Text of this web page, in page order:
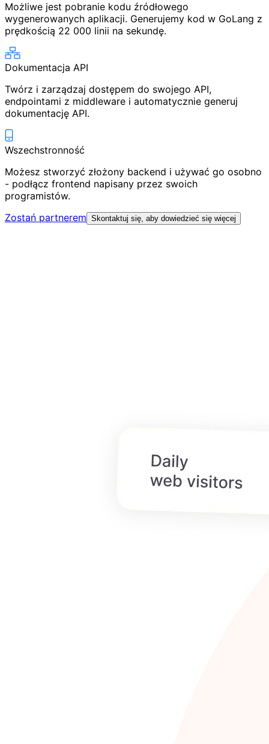
Możliwe jest pobranie kodu źródłowego
wygenerowanych aplikacji. Generujemy kod w GoLang z
prędkością 22 000 linii na sekundę.
Dokumentacja API
Twórz i zarządzaj dostępem do swojego API,
endpointami z middleware i automatycznie generuj
dokumentację API.
Wszechstronność
Możesz stworzyć złożony backend i używać go osobno
- podłącz frontend napisany przez swoich
programistów.
Zostań partnerem Skontaktuj się, aby dowiedzieć się więcej